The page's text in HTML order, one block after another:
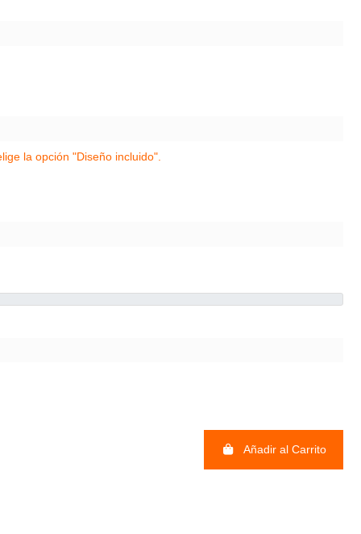
la opción "Diseño incluido".
Añadir al Carrito